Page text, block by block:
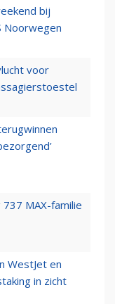
bij
Noorwegen
voor
MAX-familie
WestJet en
in zicht